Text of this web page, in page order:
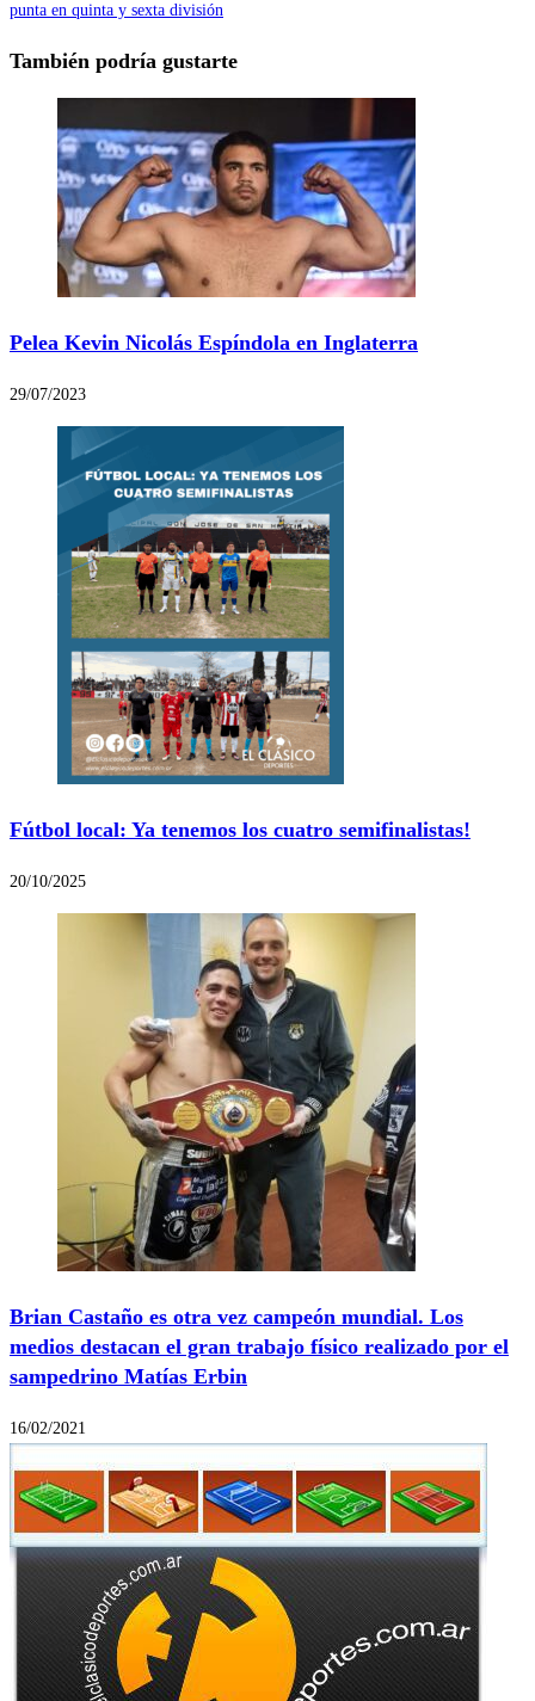
punta en quinta y sexta división
También podría gustarte
Pelea Kevin Nicolás Espíndola en Inglaterra
29/07/2023
Fútbol local: Ya tenemos los cuatro semifinalistas!
20/10/2025
Brian Castaño es otra vez campeón mundial. Los
medios destacan el gran trabajo físico realizado por el
sampedrino Matías Erbin
16/02/2021